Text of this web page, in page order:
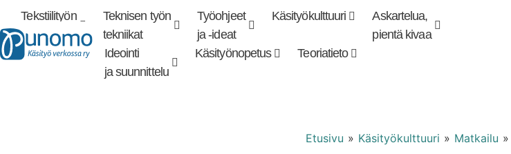
Tarkennettu PunomoputiikkiKirjaudu tai
rekisteröidy
Tekstiilityön
tekniikat
Teknisen työn
tekniikat
Työohjeet
ja -ideat
Käsityökulttuuri
Askartelua,
pientä kivaa
Ideointi
ja suunnittelu
Käsityönopetus Teoriatieto
Etusivu » Käsityökulttuuri » Matkailu »